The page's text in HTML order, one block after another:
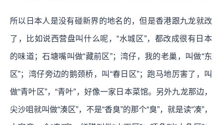
所以日本人是没有碰新界的地名的，但是香港跟九龙就改
了，比如说西营盘叫什么呢，“水城区”，都改成很有日本
的味道；石塘嘴叫做“藏前区”；湾仔，我的老巢，叫做“东
区”；湾仔旁边的鹅颈桥，叫“春日区”；跑马地厉害了，叫
做“青叶区”，“青叶”，好像一家日本菜馆。另外九龙那边，
尖沙咀就叫做“湊区”，不是“香臭”的那个“臭”，就是读“凑”，